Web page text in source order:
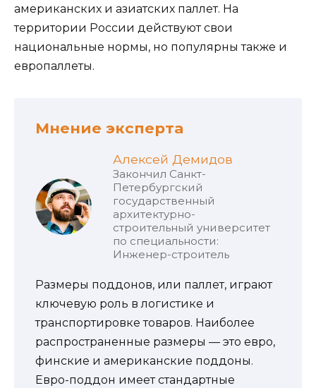
американских и азиатских паллет. На
территории России действуют свои
национальные нормы, но популярны также и
европаллеты.
Мнение эксперта
Алексей Демидов
Закончил Санкт-
Петербургский
государственный
архитектурно-
строительный университет
по специальности:
Инженер-строитель
Размеры поддонов, или паллет, играют
ключевую роль в логистике и
транспортировке товаров. Наиболее
распространенные размеры — это евро,
финские и американские поддоны.
Евро-поддон имеет стандартные